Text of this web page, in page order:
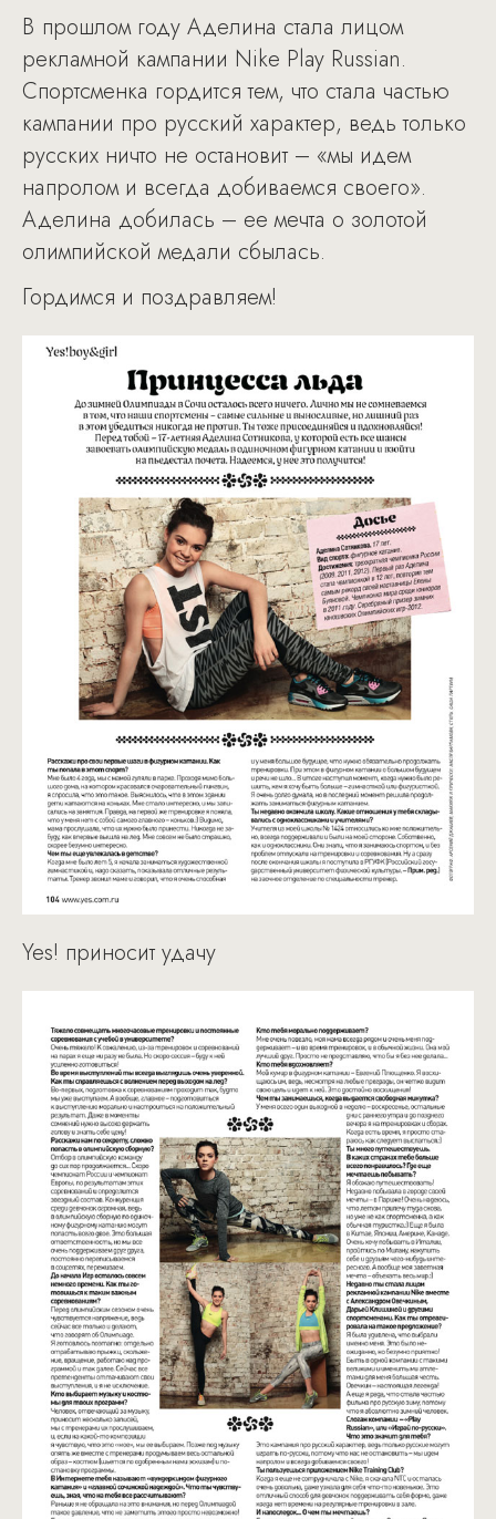
В прошлом году Аделина стала лицом
рекламной кампании Nike Play Russian.
Спортсменка гордится тем, что стала частью
кампании про русский характер, ведь только
русских ничто не остановит – «мы идем
напролом и всегда добиваемся своего».
Аделина добилась – ее мечта о золотой
олимпийской медали сбылась.
Гордимся и поздравляем!
Yes! приносит удачу